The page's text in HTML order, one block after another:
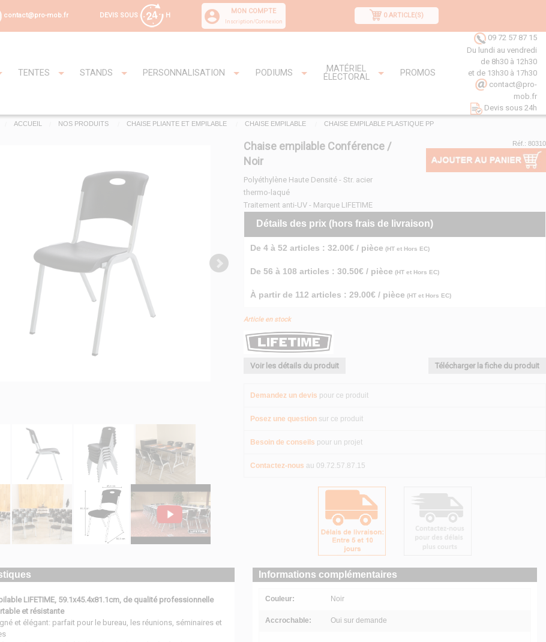
contact@pro-mob.fr DEVIS SOUS H
MON COMPTE
Inscription/Connexion
0 ARTICLE(S)
TENTES STANDS PERSONNALISATION PODIUMS
MATÉRIEL
ÉLECTORAL
PROMOS
09 72 57 87 15
Du lundi au vendredi
de 8h30 à 12h30
et de 13h30 à 17h30
contact@pro-
mob.fr
Devis sous 24h
ACCUEIL NOS PRODUITS CHAISE PLIANTE ET EMPILABLE CHAISE EMPILABLE CHAISE EMPILABLE PLASTIQUE PP
Chaise empilable Conférence /
Noir
Polyéthylène Haute Densité - Str. acier
thermo-laqué
Traitement anti-UV - Marque LIFETIME
Réf.: 80310
Détails des prix (hors frais de livraison)
De 4 à 52 articles : 32.00€ / pièce (HT et Hors EC)
De 56 à 108 articles : 30.50€ / pièce (HT et Hors EC)
À partir de 112 articles : 29.00€ / pièce (HT et Hors EC)
Article en stock
Voir les détails du produit Télécharger la fiche du produit
Demandez un devis pour ce produit
Posez une question sur ce produit
Besoin de conseils pour un projet
Contactez-nous au 09.72.57.87.15
LIFETIME, 59.1x45.4x81.1cm, de qualité professionnelle
et résistante
et élégant: parfait pour le bureau, les réunions, séminaires et
Informations complémentaires
Couleur: Noir
Accrochable: Oui sur demande